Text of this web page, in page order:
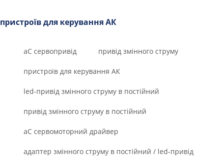
пристроїв для керування АК
аС сервопривід привід змінного струму
пристроїв для керування АК
led-привід змінного струму в постійний
привід змінного струму в постійний
aC сервомоторний драйвер
адаптер змінного струму в постійний / led-привід